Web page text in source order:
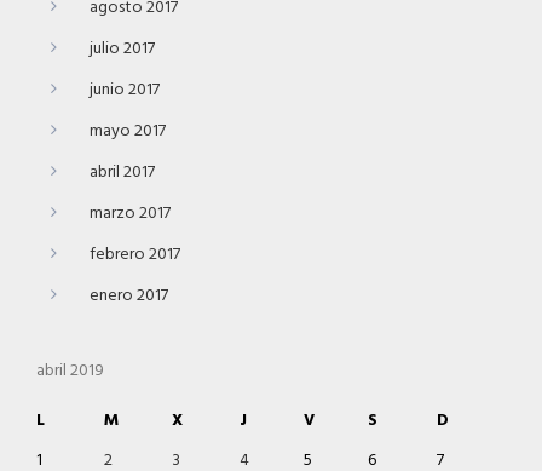
agosto 2017
julio 2017
junio 2017
mayo 2017
abril 2017
marzo 2017
febrero 2017
enero 2017
abril 2019
L
M X J V S
D
1
2 3 4 5 6 7